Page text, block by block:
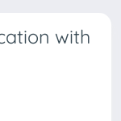
with